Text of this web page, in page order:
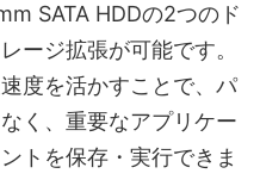
SATA HDDの2つのド
ージ拡張が可能です。
度を活かすことで、パ
く、重要なアプリケー
トを保存・実行できま